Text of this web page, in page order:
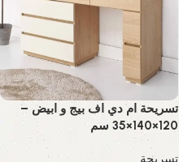
تسريحة ام دي اف بيج و ابيض –
120×140×35 سم
تسريحة